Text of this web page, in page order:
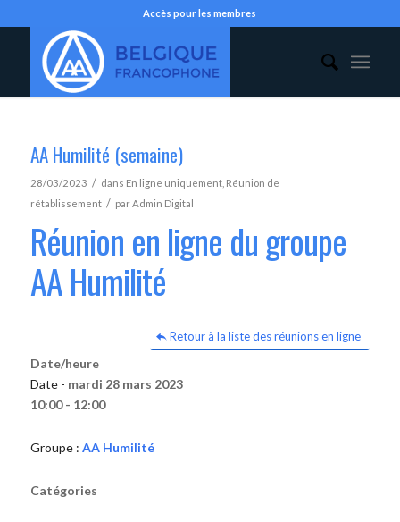
Accès pour les membres
AA Humilité (semaine)
28/03/2023 / dans En ligne uniquement, Réunion de
rétablissement / parAdmin Digital
Réunion en ligne du groupe
AA Humilité
Retour à la liste des réunions en ligne
Date/heure
Date - mardi 28 mars 2023
10:00 - 12:00
Groupe : AA Humilité
Catégories